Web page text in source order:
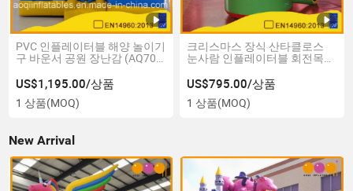
PVC 인플레이터블 해양 놀이기
구 바운서 공원 장난감 (AQ708-
US$1,195.00/상품
1 상품(MOQ)
크리스마스 장식 산타클로스
눈사람 인플레이터블 회전목마
US$795.00/상품
1 상품(MOQ)
New Arrival